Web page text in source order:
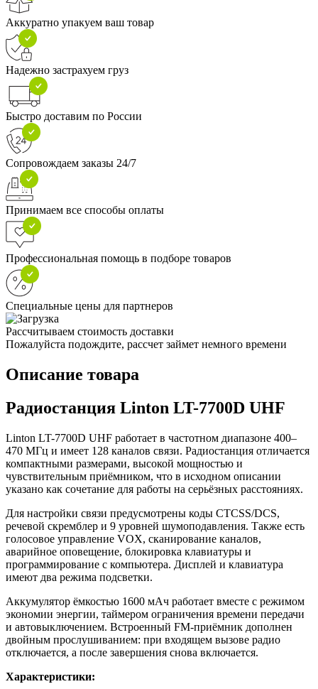
Аккуратно упакуем ваш товар
Надежно застрахуем груз
Быстро доставим по России
Сопровождаем заказы 24/7
Принимаем все способы оплаты
Профессиональная помощь в подборе товаров
Специальные цены для партнеров
Рассчитываем стоимость доставки
Пожалуйста подождите, рассчет займет немного времени
Описание товара
Радиостанция Linton LT-7700D UHF
Linton LT-7700D UHF работает в частотном диапазоне 400–
470 МГц и имеет 128 каналов связи. Радиостанция отличается
компактными размерами, высокой мощностью и
чувствительным приёмником, что в исходном описании
указано как сочетание для работы на серьёзных расстояниях.
Для настройки связи предусмотрены коды CTCSS/DCS,
речевой скремблер и 9 уровней шумоподавления. Также есть
голосовое управление VOX, сканирование каналов,
аварийное оповещение, блокировка клавиатуры и
программирование с компьютера. Дисплей и клавиатура
имеют два режима подсветки.
Аккумулятор ёмкостью 1600 мАч работает вместе с режимом
экономии энергии, таймером ограничения времени передачи
и автовыключением. Встроенный FM-приёмник дополнен
двойным прослушиванием: при входящем вызове радио
отключается, а после завершения снова включается.
Характеристики: